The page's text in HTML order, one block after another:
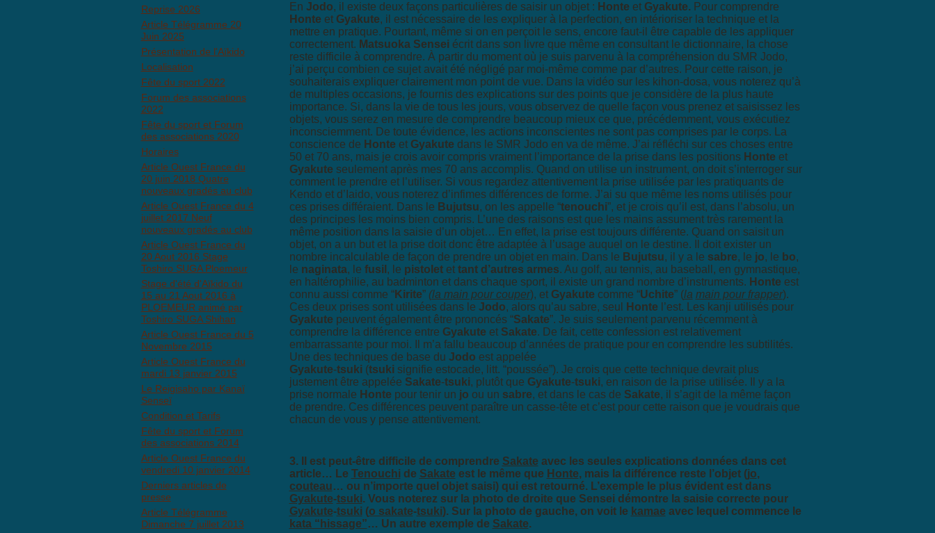
Reprise 2026
Article Télégramme 20
Juin 2025
Présentation de l'Aïkido
Localisation
Fête du sport 2022
Forum des associations
2022
Fête du sport et Forum
des associations 2020
Horaires
Article Ouest France du
20 juin 2018 Quatre
nouveaux gradés au club
Article Ouest France du 4
juillet 2017 Neuf
nouveaux gradés au club
Article Ouest France du
20 Aout 2016 Stage
Toshiro SUGA Ploemeur
Stage d'été d'Aïkido du
15 au 21 Aout 2016 à
PLOEMEUR animé par
Toshiro SUGA Shihan
Article Ouest France du 5
Novembre 2015
Article Ouest France du
mardi 13 janvier 2015
Le Reigisaho par Kanaï
Senseï
Condition et Tarifs
Fête du sport et Forum
des associations 2014
Article Ouest France du
vendredi 10 janvier 2014
Derniers articles de
presse
Article Télégramme
Dimanche 7 juillet 2013
En Jodo, il existe deux façons particulières de saisir un objet : Honte et Gyakute. Pour comprendre
Honte et Gyakute, il est nécessaire de les expliquer à la perfection, en intérioriser la technique et la
mettre en pratique. Pourtant, même si on en perçoit le sens, encore faut-il être capable de les appliquer
correctement. Matsuoka Sensei écrit dans son livre que même en consultant le dictionnaire, la chose
reste difficile à comprendre. À partir du moment où je suis parvenu à la compréhension du SMR Jodo,
j’ai perçu combien ce sujet avait été négligé par moi-même comme par d’autres. Pour cette raison, je
souhaiterais expliquer clairement mon point de vue. Dans la vidéo sur les kihon-dosa, vous noterez qu’à
de multiples occasions, je fournis des explications sur des points que je considère de la plus haute
importance. Si, dans la vie de tous les jours, vous observez de quelle façon vous prenez et saisissez les
objets, vous serez en mesure de comprendre beaucoup mieux ce que, précédemment, vous exécutiez
inconsciemment. De toute évidence, les actions inconscientes ne sont pas comprises par le corps. La
conscience de Honte et Gyakute dans le SMR Jodo en va de même. J’ai réfléchi sur ces choses entre
50 et 70 ans, mais je crois avoir compris vraiment l’importance de la prise dans les positions Honte et
Gyakute seulement après mes 70 ans accomplis. Quand on utilise un instrument, on doit s’interroger sur
comment le prendre et l’utiliser. Si vous regardez attentivement la prise utilisée par les pratiquants de
Kendo et d’Iaido, vous noterez d’infimes différences de forme. J’ai su que même les noms utilisés pour
ces prises différaient. Dans le Bujutsu, on les appelle “tenouchi”, et je crois qu’il est, dans l’absolu, un
des principes les moins bien compris. L’une des raisons est que les mains assument très rarement la
même position dans la saisie d’un objet… En effet, la prise est toujours différente. Quand on saisit un
objet, on a un but et la prise doit donc être adaptée à l’usage auquel on le destine. Il doit exister un
nombre incalculable de façon de prendre un objet en main. Dans le Bujutsu, il y a le sabre, le jo, le bo,
le naginata, le fusil , le pistoletet tant d’autres armes. Au golf, au tennis, au baseball, en gymnastique,
en haltérophilie, au badminton et dans chaque sport, il existe un grand nombre d’instruments. Honte est
connu aussi comme “Kirite” (la main pour couper), et Gyakute comme “Uchite” (la main pour frapper).
Ces deux prises sont utilisées dans le Jodo, alors qu’au sabre, seul Honte l’est.
Les kanji utilisés pour
Gyakute peuvent également être prononcés “Sakate”. Je suis seulement parvenu récemment à
comprendre la différence entre Gyakute et Sakate. De fait, cette confession est relativement
embarrassante pour moi. Il m’a fallu beaucoup d’années de pratique pour en comprendre les subtilités.
Une des techniques de base du Jodo est appelée
Gyakute-tsuki (tsuki signifie estocade, litt. “poussée”). Je crois que cette technique devrait plus
justement être appelée Sakate-tsuki, plutôt que Gyakute-tsuki, en raison de la prise utilisée. Il y a la
prise normale Honte pour tenir un jo ou un sabre, et dans le cas de Sakate, il s’agit de la même façon
de prendre. Ces différences peuvent paraître un casse-tête et c’est pour cette raison que je voudrais que
chacun de vous y pense attentivement.
3. Il est peut-être difficile de comprendre Sakate avec les seules explications données dans cet
article… Le Tenouchi de Sakate est le même que Honte, mais la différence reste l’objet (jo,
couteau… ou n’importe quel objet saisi) qui est retourné. L’exemple le plus évident est dans
Gyakute-tsuki. Vous noterez sur la photo de droite que Sensei démontre la saisie correcte pour
Gyakute-tsuki (o sakate-tsuki). Sur la photo de gauche, on voit le kamae avec lequel commence le
kata “hissage”… Un autre exemple de Sakate.